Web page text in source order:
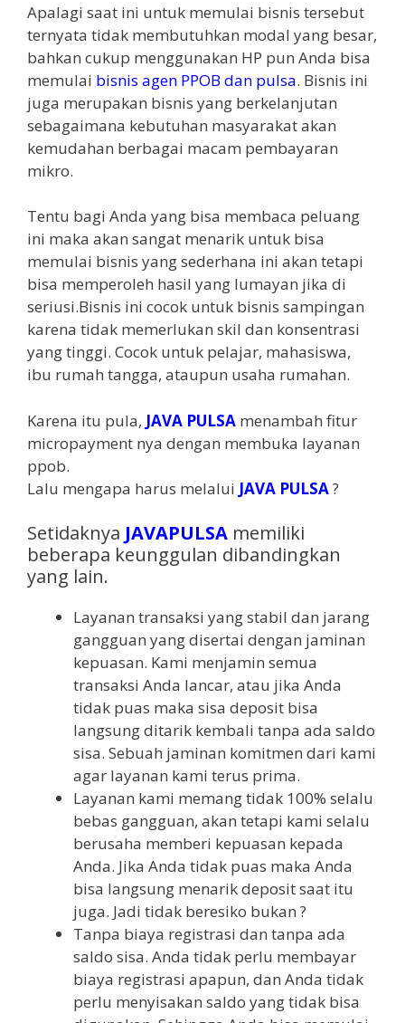
Apalagi saat ini untuk memulai bisnis tersebut
ternyata tidak membutuhkan modal yang besar,
bahkan cukup menggunakan HP pun Anda bisa
memulai bisnis agen PPOB dan pulsa. Bisnis ini
juga merupakan bisnis yang berkelanjutan
sebagaimana kebutuhan masyarakat akan
kemudahan berbagai macam pembayaran
mikro.
Tentu bagi Anda yang bisa membaca peluang
ini maka akan sangat menarik untuk bisa
memulai bisnis yang sederhana ini akan tetapi
bisa memperoleh hasil yang lumayan jika di
seriusi.Bisnis ini cocok untuk bisnis sampingan
karena tidak memerlukan skil dan konsentrasi
yang tinggi. Cocok untuk pelajar, mahasiswa,
ibu rumah tangga, ataupun usaha rumahan.
Karena itu pula, JAVA PULSA menambah fitur
micropayment nya dengan membuka layanan
ppob.
Lalu mengapa harus melalui JAVA PULSA?
Setidaknya JAVAPULSA memiliki
beberapa keunggulan dibandingkan
yang lain.
Layanan transaksi yang stabil dan jarang
gangguan yang disertai dengan jaminan
kepuasan. Kami menjamin semua
transaksi Anda lancar, atau jika Anda
tidak puas maka sisa deposit bisa
langsung ditarik kembali tanpa ada saldo
sisa. Sebuah jaminan komitmen dari kami
agar layanan kami terus prima.
Layanan kami memang tidak 100% selalu
bebas gangguan, akan tetapi kami selalu
berusaha memberi kepuasan kepada
Anda. Jika Anda tidak puas maka Anda
bisa langsung menarik deposit saat itu
juga. Jadi tidak beresiko bukan ?
Tanpa biaya registrasi dan tanpa ada
saldo sisa. Anda tidak perlu membayar
biaya registrasi apapun, dan Anda tidak
perlu menyisakan saldo yang tidak bisa